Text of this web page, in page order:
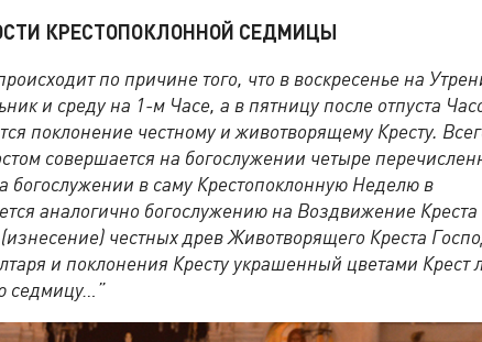
КРЕСТОПОКЛОННОЙ СЕДМИЦЫ
по причине того, что в воскресенье на
и среду на 1-м Часе, а в пятницу после отпуста
поклонение честному и животворящему Кресту.
совершается на богослужении четыре
богослужении в саму Крестопоклонную Неделю в
аналогично богослужению на Воздвижение Креста
честных древ Животворящего Креста
и поклонения Кресту украшенный цветами Крест
седмицу…”